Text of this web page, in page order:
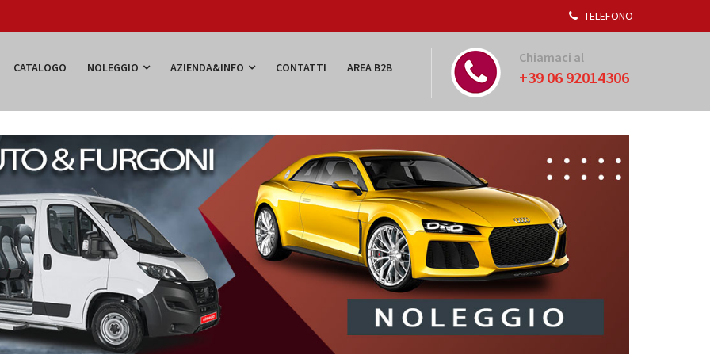
TELEFONO
CATALOGO NOLEGGIO AZIENDA&INFO CONTATTI AREA B2B
Chiamaci al
+39 06 92014306